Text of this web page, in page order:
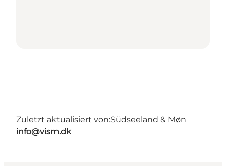
Zuletzt aktualisiert von:Südseeland & Møn
info@vism.dk